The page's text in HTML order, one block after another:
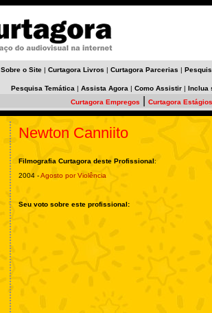
Sobre o Site | Curtagora Livros | Curtagora Parcerias |
Pesquisa Temática | Assista Agora | Como Assistir | Inclua
Curtagora Empregos
Curtagora Estágios
Newton Canniito
Filmografia Curtagora deste Profissional:
2004 -Agosto por Violência
Seu voto sobre este profissional: